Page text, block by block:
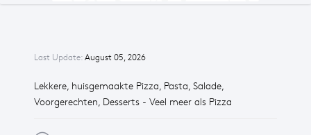
Last Update: August 05, 2026
Lekkere, huisgemaakte Pizza, Pasta, Salade,
Voorgerechten, Desserts - Veel meer als Pizza